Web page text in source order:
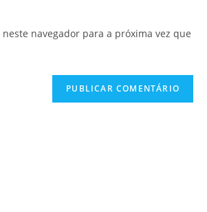
navegador para a próxima vez que